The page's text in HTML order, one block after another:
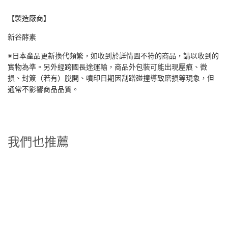
【製造廠商】
新谷酵素
※日本產品更新換代頻繁，如收到於詳情圖不符的商品，請以收到的
實物為準。另外經跨國長途運輸，商品外包裝可能出現壓痕、微
損、封簽（若有）脫開、噴印日期因刮蹭碰撞導致磨損等現象，但
通常不影響商品品質。
我們也推薦